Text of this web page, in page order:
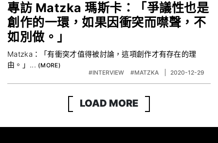
專訪 Matzka 瑪斯卡：「爭議性也是
創作的一環，如果因衝突而噤聲，不
如別做。」
Matzka：「有衝突才值得被討論，這項創作才有存在的理
由。」...
#INTERVIEW #MATZKA 2020-12-29
LOAD MORE